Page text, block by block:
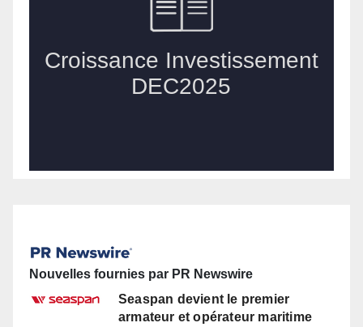
Nouvelles fournies par PR Newswire
Seaspan devient le premier
armateur et opérateur maritime